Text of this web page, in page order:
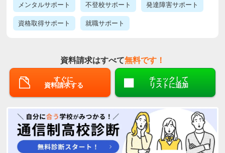
メンタルサポート 不登校サポート 発達障害サポート
資格取得サポート 就職サポート
資料請求はすべて無料です！
すぐに
資料請求する
チェックして
リストに追加